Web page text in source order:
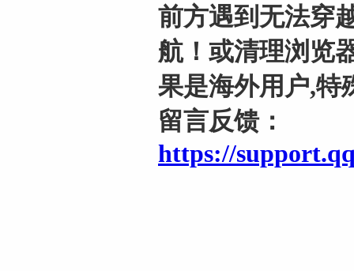
前方遇到无法穿
航！或清理浏览
果是海外用户,特
留言反馈：
https://